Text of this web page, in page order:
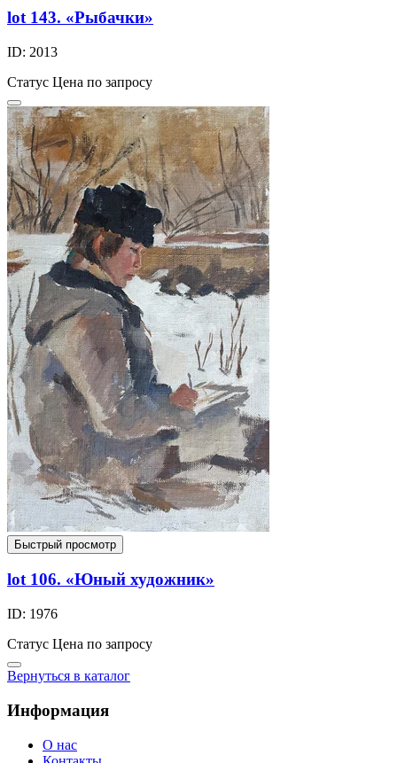
lot 143. «Рыбачки»
ID: 2013
Статус Цена по запросу
Быстрый просмотр
lot 106. «Юный художник»
ID: 1976
Статус Цена по запросу
Вернуться в каталог
Информация
О нас